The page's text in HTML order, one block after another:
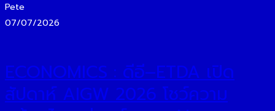
Pete
07/07/2026
ECONOMICS : ดีอี–ETDA เปิด
สัปดาห์ AIGW 2026 โชว์ความ